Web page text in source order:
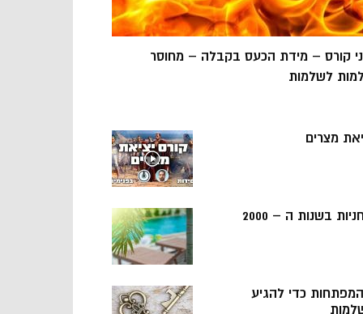
קורס – מידת הכעס בקבלה – מחוסר
לשלמות
מצרים
בשנות ה – 2000
5 המפתחות כדי להגיע